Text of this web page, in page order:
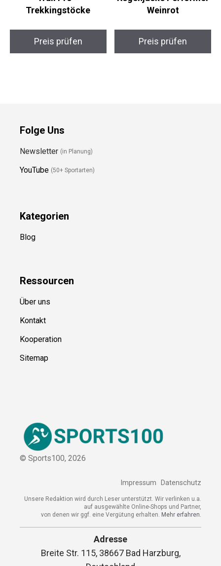
Trekkingstöcke
Preis prüfen
Weinrot
Preis prüfen
Folge Uns
Newsletter (in Planung)
YouTube (50+ Sportarten)
Kategorien
Blog
Ressourcen
Über uns
Kontakt
Kooperation
Sitemap
© Sports100, 2026
Impressum Datenschutz
Unsere Redaktion wird durch Leser unterstützt. Wir verlinken
u.a. auf ausgewählte Online-Shops und Partner,
von denen wir ggf. eine Vergütung erhalten.Mehr erfahren.
Adresse
Breite Str. 115, 38667 Bad Harzburg,